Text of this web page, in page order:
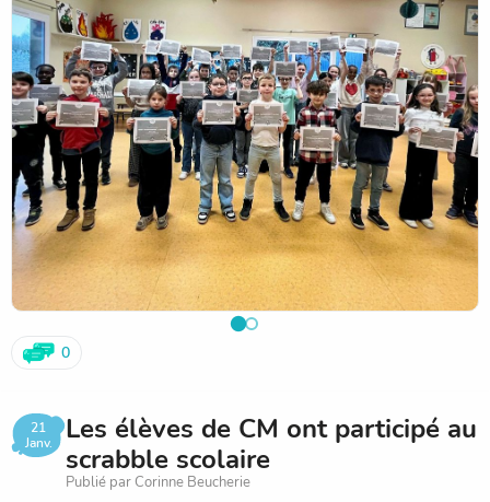
0
21
Janv.
Les élèves de CM ont participé au
scrabble scolaire
Publié par Corinne Beucherie